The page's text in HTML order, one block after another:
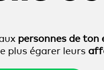
personnes de ton
plus égarer leurs